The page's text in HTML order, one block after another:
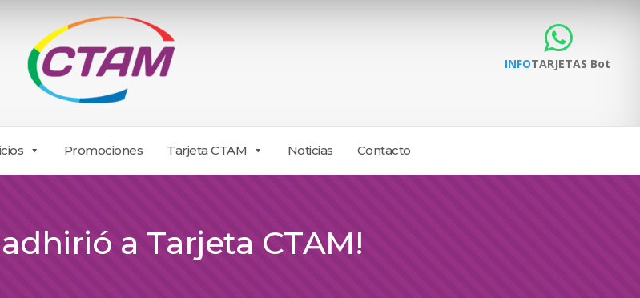
INFOTARJETAS Bot
Promociones Tarjeta CTAM Noticias Contacto
a Tarjeta CTAM!